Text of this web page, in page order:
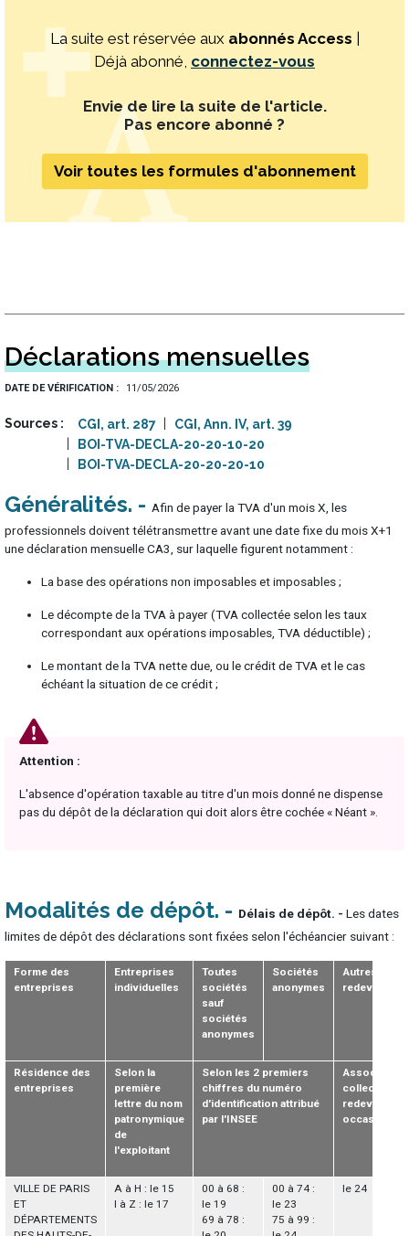
La suite est réservée aux abonnés Access |
Déjà abonné, connectez-vous
Envie de lire la suite de l'article.
Pas encore abonné ?
Voir toutes les formules d'abonnement
Déclarations mensuelles
DATE DE VÉRIFICATION 11/05/2026
Sources CGI, art. 287
CGI, Ann. IV, art. 39
BOI-TVA-DECLA-20-20-10-20
BOI-TVA-DECLA-20-20-20-10
Généralités
Afin de payer la TVA d'un mois X, les
professionnels doivent télétransmettre avant une date fixe du mois X+1
une déclaration mensuelle CA3, sur laquelle figurent notamment :
La base des opérations non imposables et imposables ;
Le décompte de la TVA à payer (TVA collectée selon les taux
correspondant aux opérations imposables, TVA déductible) ;
Le montant de la TVA nette due, ou le crédit de TVA et le cas
échéant la situation de ce crédit ;
Attention :
L'absence d'opération taxable au titre d'un mois donné ne dispense
pas du dépôt de la déclaration qui doit alors être cochée « Néant ».
Modalités de dépôt Délais de dépôt. - Les dates
limites de dépôt des déclarations sont fixées selon l'échéancier suivant :
Forme des
entreprises
Entreprises
individuelles
Toutes
sociétés
sauf
sociétés
anonymes
Sociétés
anonymes
Autres
redevables
Résidence des
entreprises
Selon la
première
lettre du nom
patronymique
de
l'exploitant
Selon les 2 premiers
chiffres du numéro
d'identification attribué
par l'INSEE
collectivités,
redevables
VILLE DE PARIS
ET
DÉPARTEMENTS
A à H : le 15
I à Z : le 17
00 à 68 :
le 19
69 à 78 :
00 à 74 :
le 23
75 à 99 :
le 24